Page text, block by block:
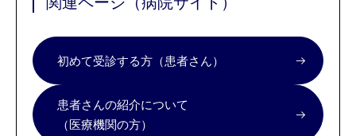
初めて受診する方（患者さん）
患者さんの紹介について
（医療機関の方）